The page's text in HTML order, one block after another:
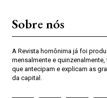
Sobre nós
A Revista homônima já foi
mensalmente e
que antecipam e explicam as
da capital.